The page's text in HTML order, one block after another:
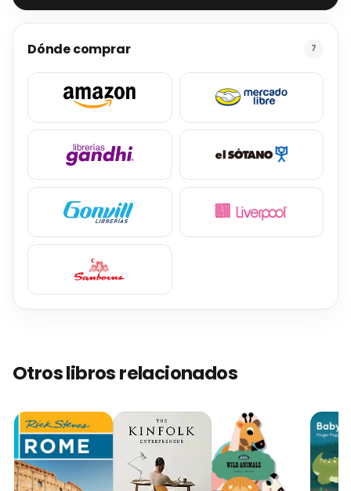
Dónde comprar 7
Otros libros relacionados